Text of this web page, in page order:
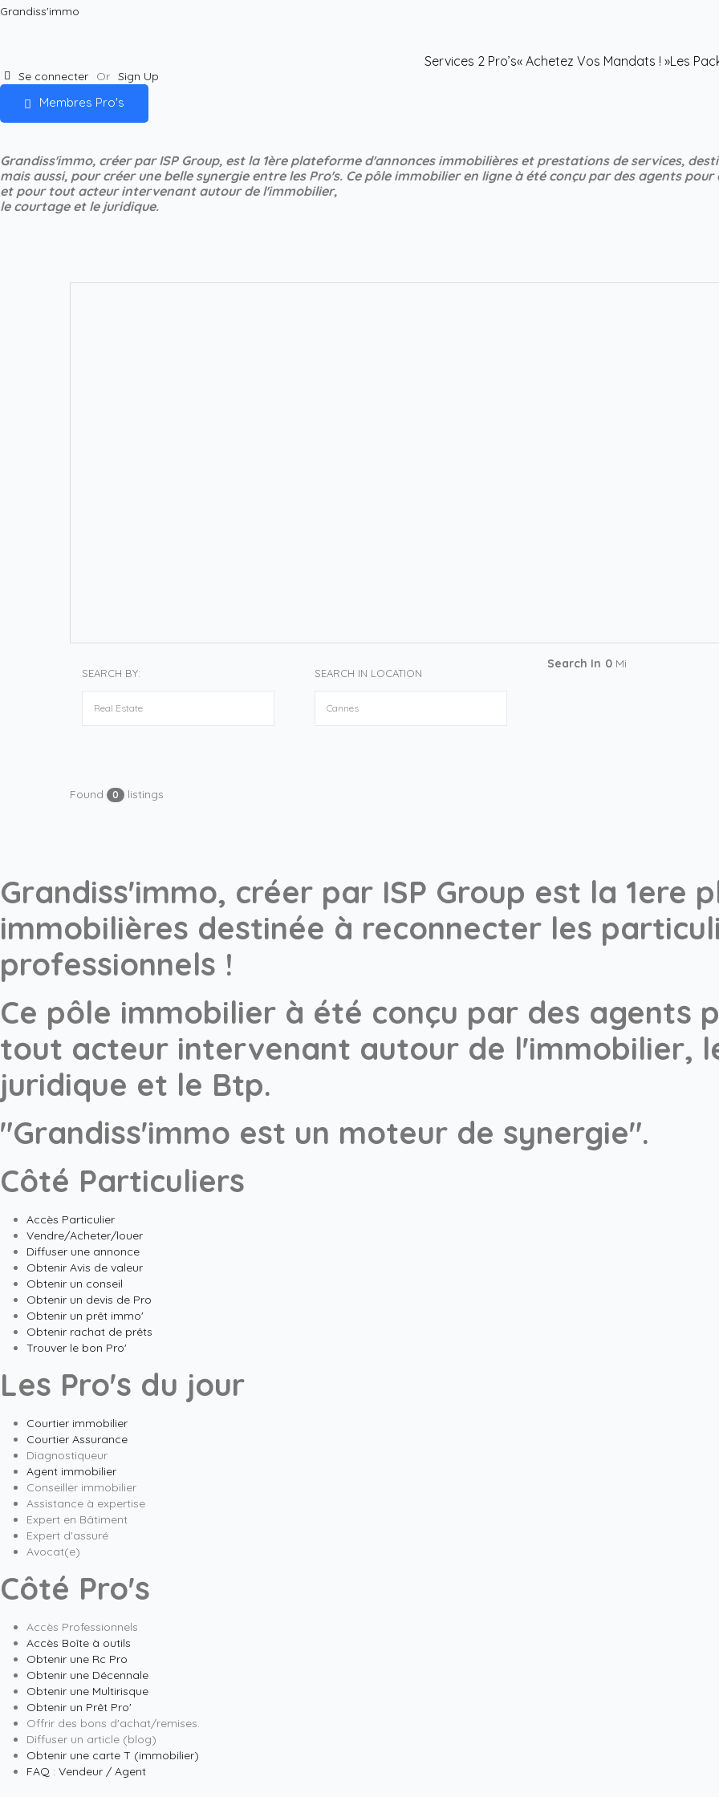
Grandiss'immo
Services 2 Pro’s« Achetez Vos Mandats ! »Les
Se connecter Or Sign Up
Membres Pro's
Grandiss'immo, créer par ISP Group, est la 1ère plateforme d'annonces immobilières et prestations de services,
mais aussi, pour créer une belle synergie entre les Pro's. Ce pôle immobilier en ligne à été conçu par des agents pour
et pour tout acteur intervenant autour de l'immobilier,
le courtage et le juridique.
SEARCH BY: SEARCH IN LOCATION
Search In 0 Mi
Found 0 listings
Grandiss'immo, créer par ISP Group est la 1ere
immobilières destinée à reconnecter les
professionnels !
Ce pôle immobilier à été conçu par des agents
tout acteur intervenant autour de l'immobilier,
juridique et le Btp.
"Grandiss'immo est un moteur de synergie".
Côté Particuliers
Accès Particulier
Vendre/Acheter/louer
Diffuser une annonce
Obtenir Avis de valeur
Obtenir un conseil
Obtenir un devis de Pro
Obtenir un prêt immo'
Obtenir rachat de prêts
Trouver le bon Pro'
Les Pro's du jour
Courtier immobilier
Courtier Assurance
Diagnostiqueur
Agent immobilier
Conseiller immobilier
Assistance à expertise
Expert en Bâtiment
Expert d'assuré
Avocat(e)
Côté Pro's
Accès Professionnels
Accès Boîte à outils
Obtenir une Rc Pro
Obtenir une Décennale
Obtenir une Multirisque
Obtenir un Prêt Pro'
Offrir des bons d'achat/remises.
Diffuser un article (blog)
Obtenir une carte T (immobilier)
FAQ : Vendeur / Agent